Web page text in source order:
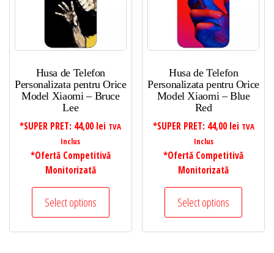
Husa de Telefon
Personalizata pentru Orice
Model Xiaomi – Bruce
Lee
*SUPER PRET: 44,00 lei TVA
Inclus
*Ofertă Competitivă
Monitorizată
Select options
Husa de Telefon
Personalizata pentru Orice
Model Xiaomi – Blue
Red
*SUPER PRET: 44,00 lei TVA
Inclus
*Ofertă Competitivă
Monitorizată
Select options